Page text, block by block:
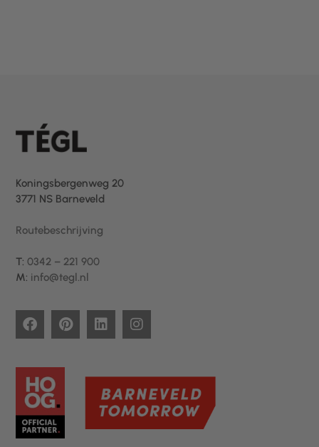
Koningsbergenweg 20
3771 NS Barneveld
Routebeschrijving
T:0342 – 221 900
M: info@tegl.nl
F
a
b
o
o
k
P
i
s
L
i
e
d
i
n
I
n
a
g
r
a
m